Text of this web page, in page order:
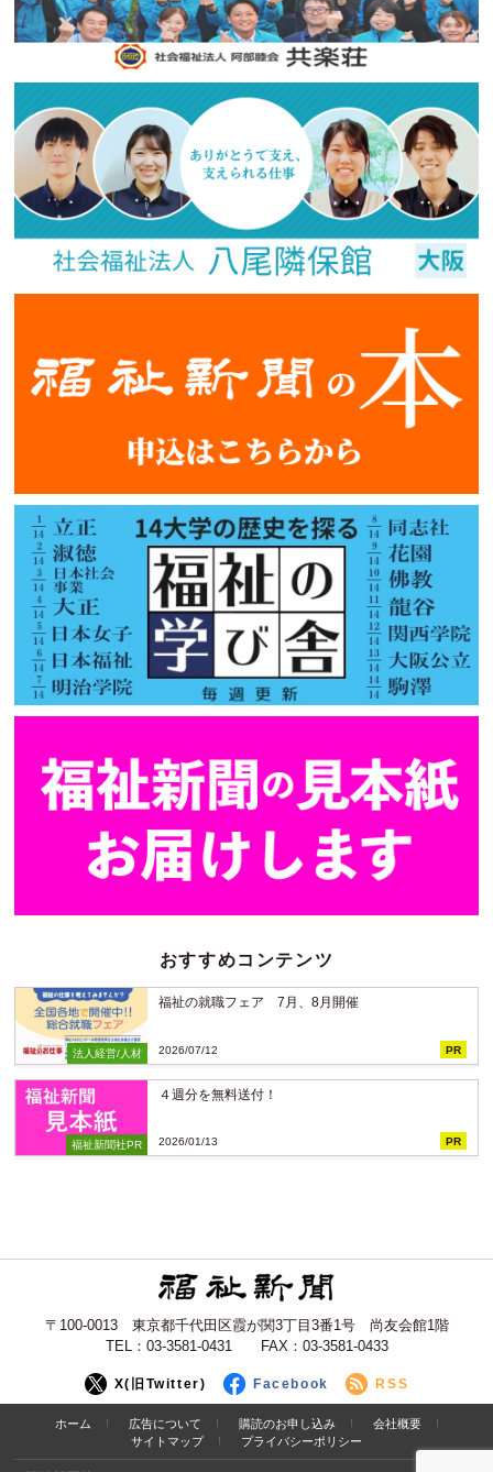
おすすめコンテンツ
法人経営/人材
福祉の就職フェア 7月、8月開催
2026/07/12 PR
福祉新聞社PR
４週分を無料送付！
2026/01/13 PR
〒100-0013 東京都千代田区霞が関3丁目3番1号 尚友会館1階
TEL：03-3581-0431 FAX：03-3581-0433
X(旧Twitter) Facebook RSS
ホーム 広告について 購読のお申し込み
会社概要
サイトマップ
プライバシーポリシー